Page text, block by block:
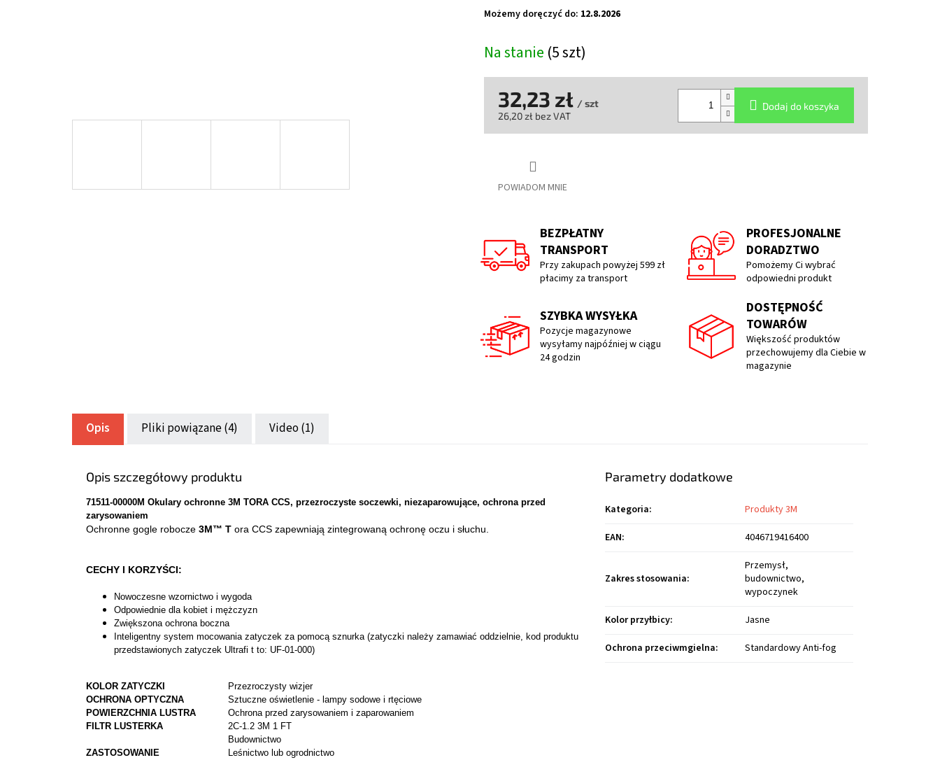
Na stanie (5 szt)
Możemy doręczyć do: 12.8.2026
POWIADOM MNIE
32,23 zł / szt
26,20 zł bez VAT
Dodaj do koszyka
gwiazdek.
BEZPŁATNY
TRANSPORT
Przy zakupach powyżej 599 zł
płacimy za transport
PROFESJONALNE
DORADZTWO
Pomożemy Ci wybrać
odpowiedni produkt
SZYBKA WYSYŁKA
Pozycje magazynowe
wysyłamy najpóźniej w ciągu
24 godzin
DOSTĘPNOŚĆ
TOWARÓW
Większość produktów
przechowujemy dla Ciebie w
magazynie
Opis Pliki powiązane (4) Video (1)
Opis szczegółowy produktu
71511-00000M Okulary ochronne 3M TORA CCS, przezroczyste soczewki, niezaparowujące, ochrona przed
zarysowaniem
Ochronne gogle robocze 3M™ T ora CCS zapewniają zintegrowaną ochronę oczu i słuchu.
CECHY I KORZYŚCI:
Nowoczesne wzornictwo i wygoda
Odpowiednie dla kobiet i mężczyzn
Zwiększona ochrona boczna
Inteligentny system mocowania zatyczek za pomocą sznurka (zatyczki należy zamawiać oddzielnie, kod produktu
przedstawionych zatyczek Ultrafi t to: UF-01-000)
KOLOR ZATYCZKI
Przezroczysty wizjer
OCHRONA OPTYCZNA
Sztuczne oświetlenie - lampy sodowe i rtęciowe
POWIERZCHNIA LUSTRA
Ochrona przed zarysowaniem i zaparowaniem
FILTR LUSTERKA
2C-1.2 3M 1 FT
ZASTOSOWANIE
Budownictwo
Leśnictwo lub ogrodnictwo
Parametry dodatkowe
Kategoria:
Produkty 3M
EAN: 4046719416400
Zakres stosowania:
Przemysł,
budownictwo,
wypoczynek
Kolor przyłbicy:
Jasne
Ochrona przeciwmgielna: Standardowy Anti-fog